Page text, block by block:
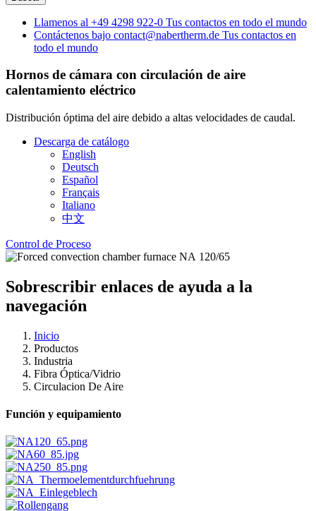
Llamenos al +49 4298 922-0 Tus contactos en todo el mundo
Contáctenos bajo contact@nabertherm.de Tus contactos en
todo el mundo
Hornos de cámara con circulación de aire
calentamiento eléctrico
Distribución óptima del aire debido a altas velocidades de caudal.
Descarga de catálogo
English
Deutsch
Español
Français
Italiano
中文
Control de Proceso
Sobrescribir enlaces de ayuda a la
navegación
Inicio
Productos
Industria
Fibra Óptica/​Vidrio
Circulacion De Aire
Función y equipamiento